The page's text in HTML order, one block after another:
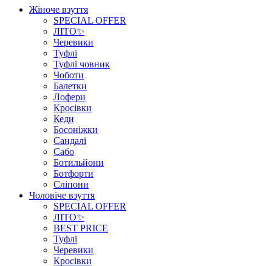
Жіноче взуття
SPECIAL OFFER
ЛІТО✨
Черевики
Туфлі
Туфлі човник
Чоботи
Балетки
Лофери
Кросівки
Кеди
Босоніжки
Сандалі
Сабо
Ботильйони
Ботфорти
Сліпони
Чоловіче взуття
SPECIAL OFFER
ЛІТО✨
BEST PRICE
Туфлі
Черевики
Кросівки